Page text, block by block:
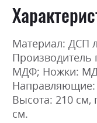
Материал: ДСП
Производитель
МДФ; Ножки:
Направляющие:
Высота: 210 см,
см.